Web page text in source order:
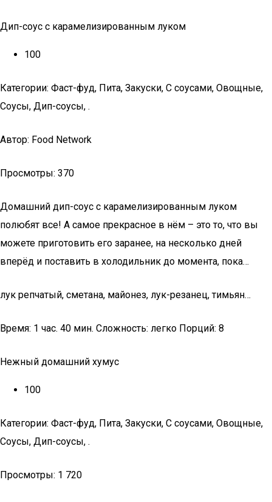
Дип-соус с карамелизированным луком
100
Категории: Фаст-фуд, Пита, Закуски, С соусами, Овощные,
Соусы, Дип-соусы, .
Автор: Food Network
Просмотры: 370
Домашний дип-соус с карамелизированным луком
полюбят все! А самое прекрасное в нём – это то, что вы
можете приготовить его заранее, на несколько дней
вперёд и поставить в холодильник до момента, пока…
лук репчатый, сметана, майонез, лук-резанец, тимьян…
Время: 1 час. 40 мин. Сложность: легко Порций: 8
Нежный домашний хумус
100
Категории: Фаст-фуд, Пита, Закуски, С соусами, Овощные,
Соусы, Дип-соусы, .
Просмотры: 1 720